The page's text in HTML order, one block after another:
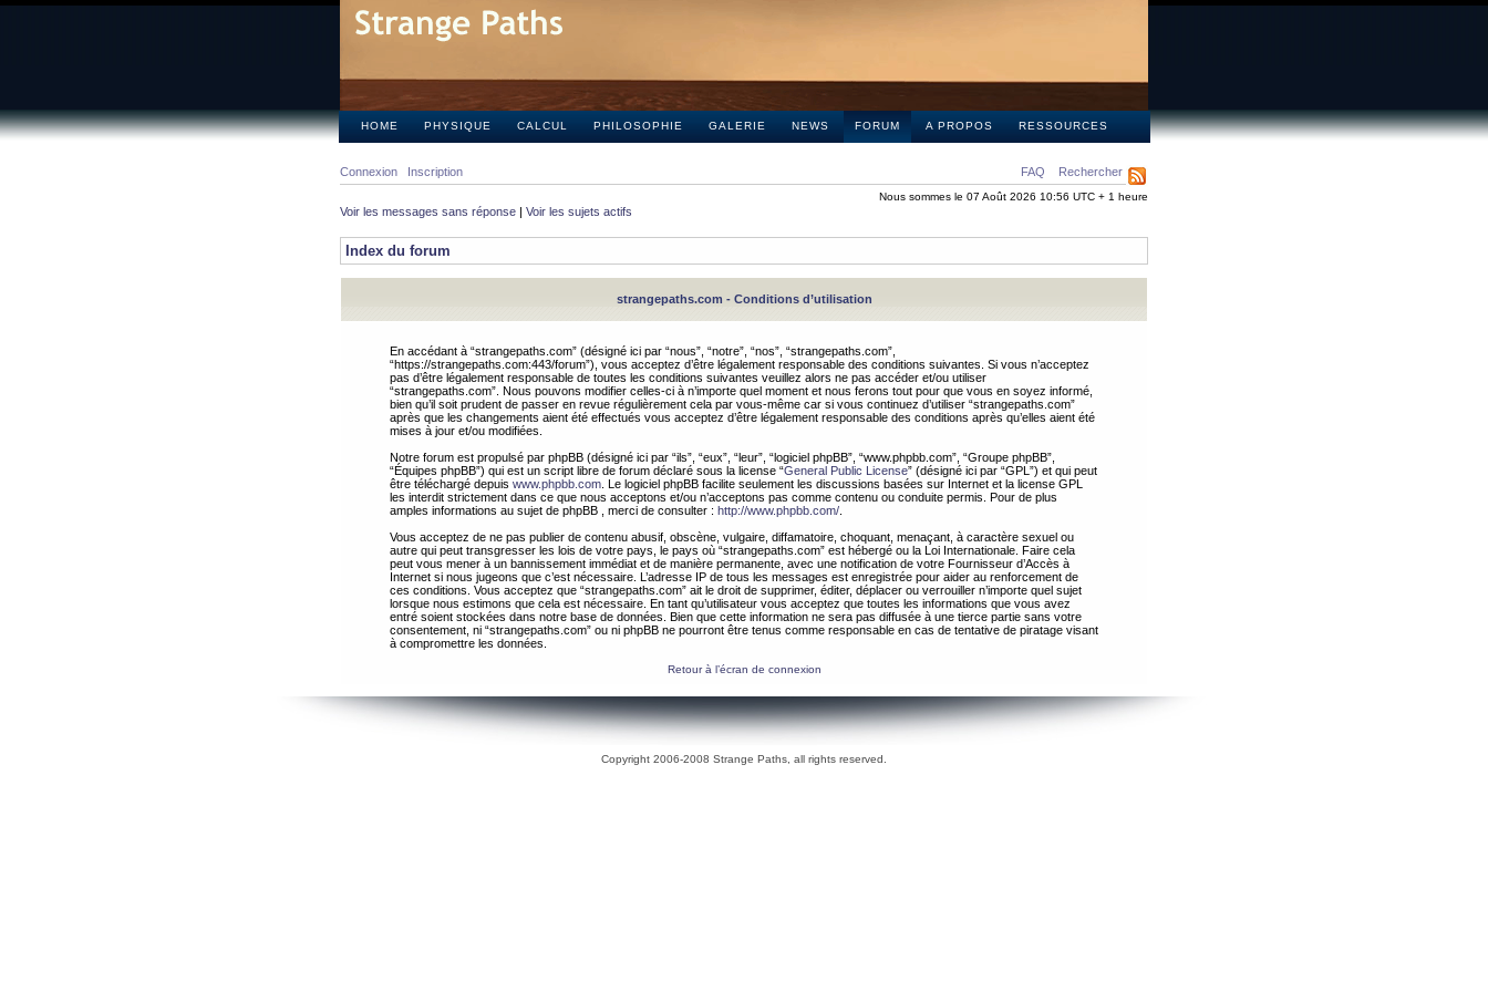
HOME PHYSIQUE CALCUL PHILOSOPHIE GALERIE NEWS FORUM A PROPOS RESSOURCES
FAQ Rechercher
Connexion Inscription
Nous sommes le 07 Août 2026 10:56 UTC + 1 heure
Voir les messages sans réponse | Voir les sujets actifs
Index du forum
strangepaths.com - Conditions d’utilisation
En accédant à “strangepaths.com” (désigné ici par “nous”, “notre”, “nos”, “strangepaths.com”,
“https://strangepaths.com:443/forum”), vous acceptez d’être légalement responsable des conditions suivantes. Si vous n’acceptez
pas d’être légalement responsable de toutes les conditions suivantes veuillez alors ne pas accéder et/ou utiliser
“strangepaths.com”. Nous pouvons modifier celles-ci à n’importe quel moment et nous ferons tout pour que vous en soyez informé,
bien qu’il soit prudent de passer en revue régulièrement cela par vous-même car si vous continuez d’utiliser “strangepaths.com”
après que les changements aient été effectués vous acceptez d’être légalement responsable des conditions après qu’elles aient été
mises à jour et/ou modifiées.
Notre forum est propulsé par phpBB (désigné ici par “ils”, “eux”, “leur”, “logiciel phpBB”, “www.phpbb.com”, “Groupe phpBB”,
“Équipes phpBB”) qui est un script libre de forum déclaré sous la license “General Public License” (désigné ici par “GPL”) et qui peut
être téléchargé depuis www.phpbb.com . Le logiciel phpBB facilite seulement les discussions basées sur Internet et la license GPL
les interdit strictement dans ce que nous acceptons et/ou n’acceptons pas comme contenu ou conduite permis. Pour de plus
amples informations au sujet de phpBB , merci de consulter : http://www.phpbb.com/
Vous acceptez de ne pas publier de contenu abusif, obscène, vulgaire, diffamatoire, choquant, menaçant, à caractère sexuel ou
autre qui peut transgresser les lois de votre pays, le pays où “strangepaths.com” est hébergé ou la Loi Internationale. Faire cela
peut vous mener à un bannissement immédiat et de manière permanente, avec une notification de votre Fournisseur d’Accès à
Internet si nous jugeons que c’est nécessaire. L’adresse IP de tous les messages est enregistrée pour aider au renforcement de
ces conditions. Vous acceptez que “strangepaths.com” ait le droit de supprimer, éditer, déplacer ou verrouiller n’importe quel sujet
lorsque nous estimons que cela est nécessaire. En tant qu’utilisateur vous acceptez que toutes les informations que vous avez
entré soient stockées dans notre base de données. Bien que cette information ne sera pas diffusée à une tierce partie sans votre
consentement, ni “strangepaths.com” ou ni phpBB ne pourront être tenus comme responsable en cas de tentative de piratage visant
à compromettre les données.
Retour à l’écran de connexion
Copyright 2006-2008 Strange Paths, all rights reserved.